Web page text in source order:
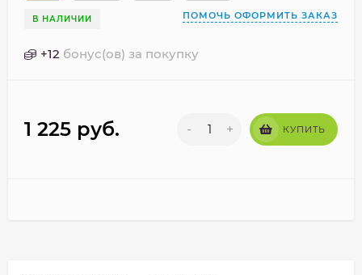
В НАЛИЧИИ ПОМОЧЬ ОФОРМИТЬ ЗАКАЗ
+12 бонус(ов) за покупку
1 225 руб. - + КУПИТЬ